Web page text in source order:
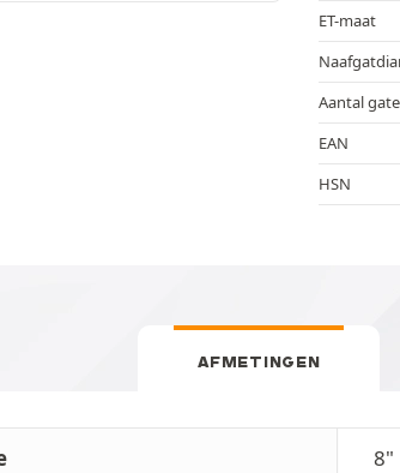
ET-maat
Aantal
EAN
HSN
AFMETINGEN
8"